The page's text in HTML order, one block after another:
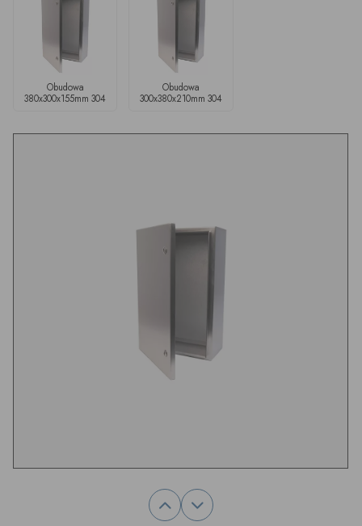
Obudowa
380x300x155mm 304
Obudowa
300x380x210mm 304